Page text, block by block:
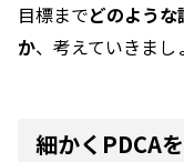
目標までどのよう
か、考えていきまし
細かくPDCA